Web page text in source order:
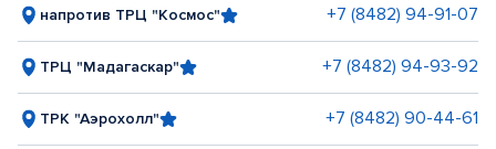
напротив ТРЦ "Космос" +7 (8482) 94-91-07
ТРЦ "Мадагаскар" +7 (8482) 94-93-92
ТРК "Аэрохолл" +7 (8482) 90-44-61